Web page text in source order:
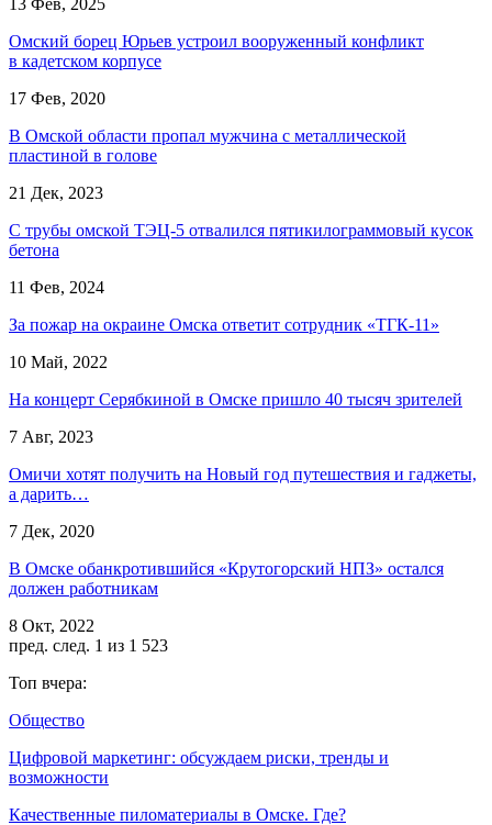
Омский борец Юрьев устроил вооруженный конфликт
в кадетском корпусе
17 Фев, 2020
В Омской области пропал мужчина с металлической
пластиной в голове
21 Дек, 2023
С трубы омской ТЭЦ-5 отвалился пятикилограммовый кусок
бетона
11 Фев, 2024
За пожар на окраине Омска ответит сотрудник «ТГК-11»
10 Май, 2022
На концерт Серябкиной в Омске пришло 40 тысяч зрителей
7 Авг, 2023
Омичи хотят получить на Новый год путешествия и гаджеты,
а дарить…
7 Дек, 2020
В Омске обанкротившийся «Крутогорский НПЗ» остался
должен работникам
8 Окт, 2022
пред. след. 1 из 1 523
Топ вчера:
Общество
Цифровой маркетинг: обсуждаем риски, тренды и
возможности
Качественные пиломатериалы в Омске. Где?